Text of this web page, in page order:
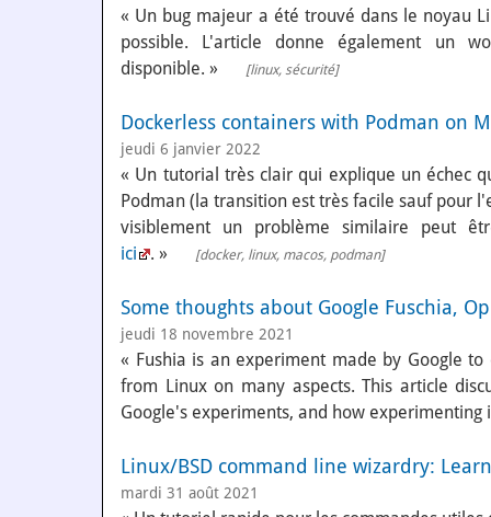
« Un bug majeur a été trouvé dans le noyau
possible. L'article donne également un
disponible. »
[linux, sécurité]
Dockerless containers with Podman on
jeudi 6 janvier 2022
« Un tutorial très clair qui explique un échec
Podman (la transition est très facile sauf pour
visiblement un problème similaire peut
ici
. » [docker, linux, macos, podman]
Some thoughts about Google Fuschia,
jeudi 18 novembre 2021
« Fushia is an experiment made by Google
from Linux on many aspects. This article
Google's experiments, and how experimenting
Linux/BSD command line wizardry:
mardi 31 août 2021